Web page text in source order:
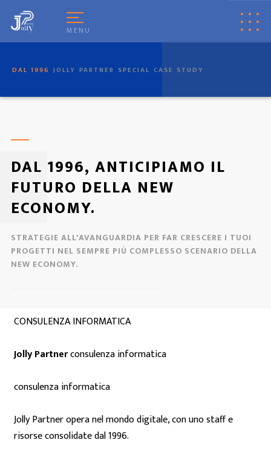
MENU
DAL 1996 JOLLY PARTNER SPECIAL CASE STUDY
DAL 1996, ANTICIPIAMO IL
FUTURO DELLA NEW
ECONOMY.
STRATEGIE ALL'AVANGUARDIA PER FAR CRESCERE I TUOI
PROGETTI NEL SEMPRE PIÙ COMPLESSO SCENARIO DELLA
NEW ECONOMY.
CONSULENZA INFORMATICA
Jolly Partnerconsulenza informatica
consulenza informatica
Jolly Partner opera nel mondo digitale, con uno staff e
risorse consolidate dal 1996.
Pisa
powered by